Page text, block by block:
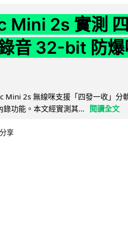
Mini 2s 實測
音 32-bit 防爆
Mini 2s 無線咪支援「四發一收」分
功能。本文經實測其... 閱讀全文
分享